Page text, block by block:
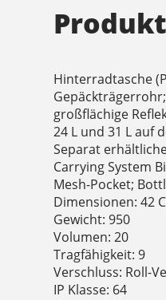
Hinterradtasche
großflächige
24 L und 31 L auf
Separat
Carrying System
Mesh-Pocket;
Dimensionen: 42
Gewicht: 950
Volumen: 20
Tragfähigkeit: 9
Verschluss: Roll-
IP Klasse: 64